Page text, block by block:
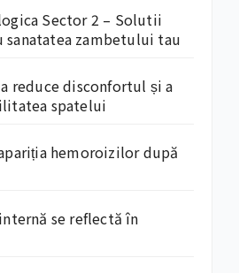
Sector 2 – Solutii
zambetului tau
reduce disconfortul și a
spatelui
hemoroizilor după
se reflectă în